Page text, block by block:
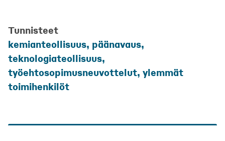
Tunnisteet
kemianteollisuus, päänavaus,
teknologiateollisuus,
työehtosopimusneuvottelut, ylemmät
toimihenkilöt